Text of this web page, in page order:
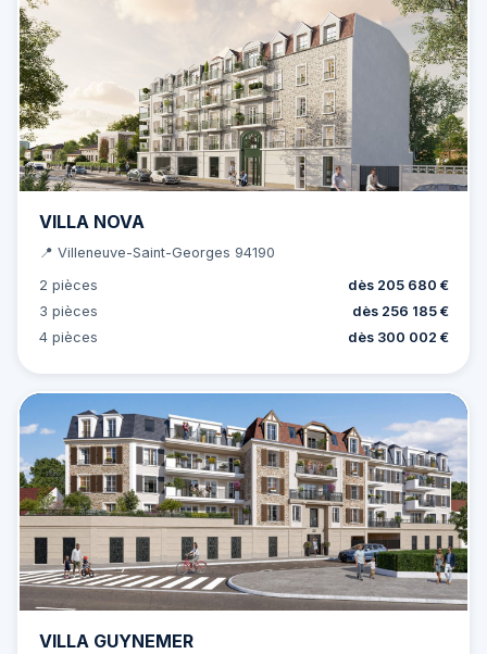
VILLA NOVA
📍 Villeneuve-Saint-Georges 94190
2 pièces
dès 205 680 €
3 pièces
dès 256 185 €
4 pièces
dès 300 002 €
VILLA GUYNEMER